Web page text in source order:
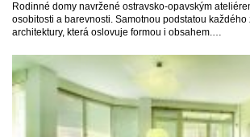
Rodinné domy navržené ostravsko-opavským
osobitosti a barevnosti. Samotnou podstatou
architektury, která oslovuje formou i obsahem.…